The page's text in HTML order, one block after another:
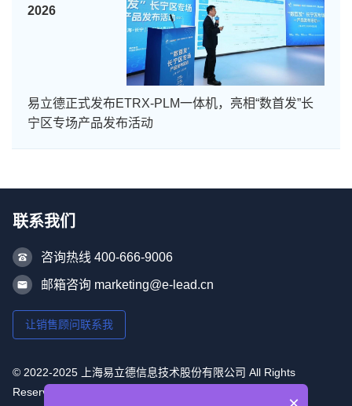
2026
易立德正式发布ETRX-PLM一体机，亮相“数首发”长
宁区专场产品发布活动
联系我们
咨询热线 400-666-9006
邮箱咨询 marketing@e-lead.cn
让销售顾问联系我
© 2022-2025 上海易立德信息技术股份有限公司 All Rights
Reserved